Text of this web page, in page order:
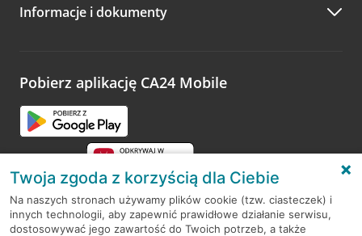
Zachęcamy do podzielenia się z nami opinią o wizycie.
opinie.
Informacje i dokumenty
Pobierz aplikację CA24 Mobile
RODO
Twoja zgoda z korzyścią dla Ciebie
Na naszych stronach używamy plików cookie (tzw. ciasteczek) i
innych technologii, aby zapewnić prawidłowe działanie serwisu,
dostosowywać jego zawartość do Twoich potrzeb, a także